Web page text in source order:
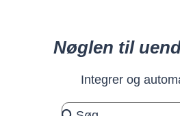
Nøglen til
Integrer og